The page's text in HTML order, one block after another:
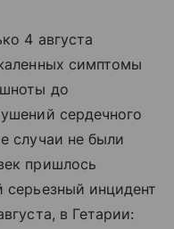
4 августа
симптомы
до
сердечного
случаи не были
пришлось
инцидент
в Гетарии: